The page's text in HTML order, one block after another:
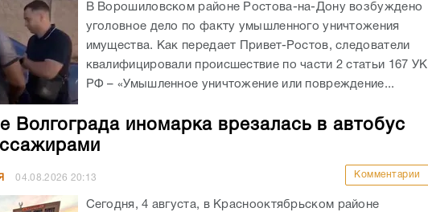
В Ворошиловском районе Ростова-на-Дону возбуждено
уголовное дело по факту умышленного уничтожения
имущества. Как передает Привет-Ростов, следователи
квалифицировали происшествие по части 2 статьи 167 УК
РФ – «Умышленное уничтожение или повреждение...
Волгограда иномарка врезалась в автобус
04.08.2026 20:13 Комментарии
Сегодня, 4 августа, в Краснооктябрьском районе